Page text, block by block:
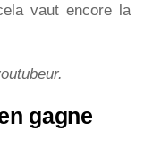
vaut encore la
gagne